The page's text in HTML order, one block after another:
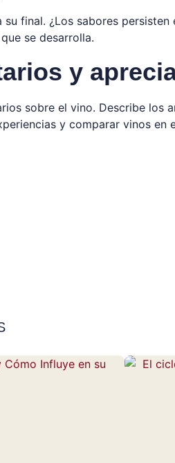
final. ¿Los sabores
se desarrolla.
y
sobre el vino. Describe los
y comparar vinos